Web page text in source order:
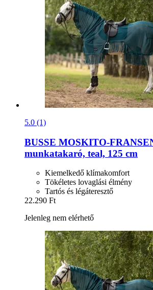
5.0 (1)
BUSSE MOSKITO-​
munkatakaró, teal, 125 cm
Kiemelkedő klímakomfort
Tökéletes lovaglási élmény
Tartós és légáteresztő
22.290 Ft
Jelenleg nem elérhető